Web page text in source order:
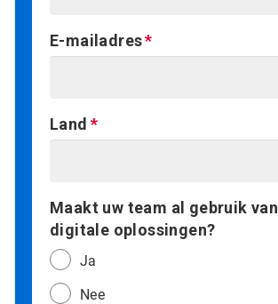
E-mailadres
Land
Maakt uw team al gebruik van
digitale oplossingen?
Ja
Nee